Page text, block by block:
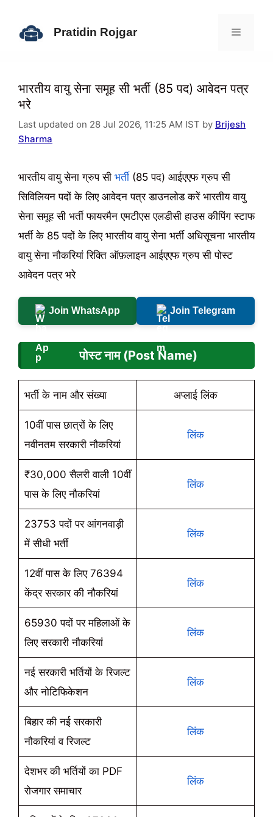
Pratidin Rojgar
भारतीय वायु सेना समूह सी भर्ती (85 पद) आवेदन पत्र
भरे
Last updated on 28 Jul 2026, 11:25 AM IST by Brijesh
Sharma
भारतीय वायु सेना ग्रुप सी भर्ती (85 पद) आईएएफ ग्रुप सी
सिविलियन पदों के लिए आवेदन पत्र डाउनलोड करें भारतीय वायु
सेना समूह सी भर्ती फायरमैन एमटीएस एलडीसी हाउस कीपिंग स्टाफ
भर्ती के 85 पदों के लिए भारतीय वायु सेना भर्ती अधिसूचना भारतीय
वायु सेना नौकरियां रिक्ति ऑफ़लाइन आईएएफ ग्रुप सी पोस्ट
आवेदन पत्र भरे
Join WhatsApp Join Telegram
पोस्ट नाम (Post Name)
भर्ती के नाम और संख्या अप्लाई लिंक
10वीं पास छात्रों के लिए
नवीनतम सरकारी नौकरियां
लिंक
₹30,000 सैलरी वाली 10वीं
पास के लिए नौकरियां
लिंक
23753 पदों पर आंगनवाड़ी
में सीधी भर्ती
लिंक
12वीं पास के लिए 76394
केंद्र सरकार की नौकरियां
लिंक
65930 पदों पर महिलाओं के
लिए सरकारी नौकरियां
लिंक
नई सरकारी भर्तियों के रिजल्ट
और नोटिफिकेशन
लिंक
बिहार की नई सरकारी
नौकरियां व रिजल्ट
लिंक
देशभर की भर्तियों का PDF
रोजगार समाचार
लिंक